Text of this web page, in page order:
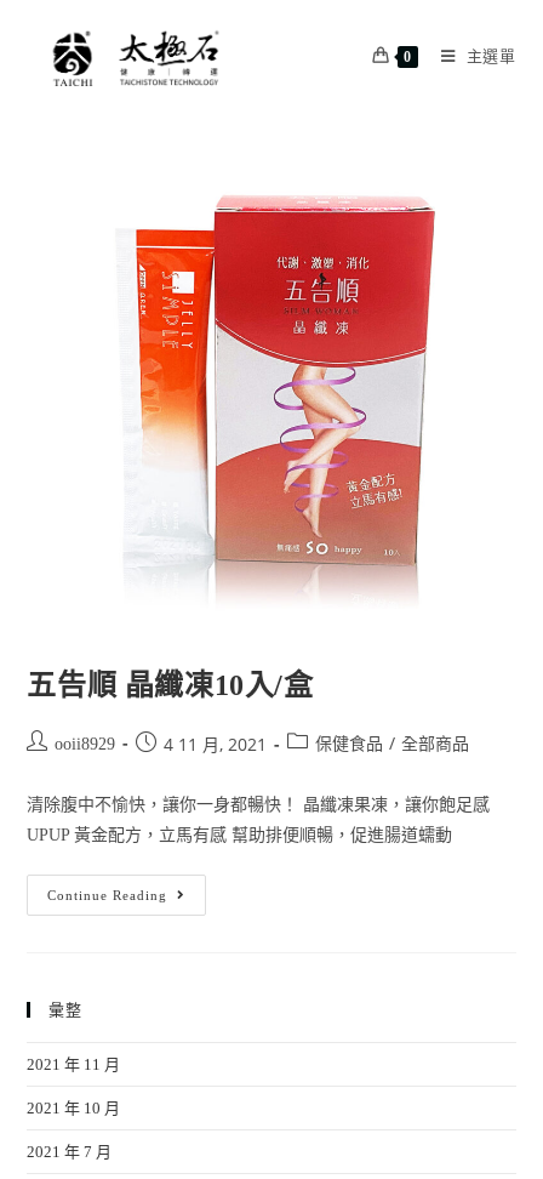
0 主選單
五告順 晶纖凍10入/盒
ooii8929 4 11 月, 2021 保健食品 / 全部商品
清除腹中不愉快，讓你一身都暢快！ 晶纖凍果凍，讓你飽足感
UPUP 黃金配方，立馬有感 幫助排便順暢，促進腸道蠕動
Continue Reading
彙整
2021 年 11 月
2021 年 10 月
2021 年 7 月